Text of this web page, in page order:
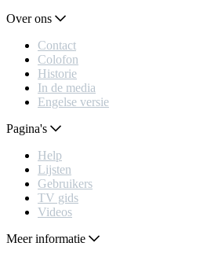
Over ons
Contact
Colofon
Historie
In de media
Engelse versie
Pagina's
Help
Lijsten
Gebruikers
TV gids
Videos
Meer informatie